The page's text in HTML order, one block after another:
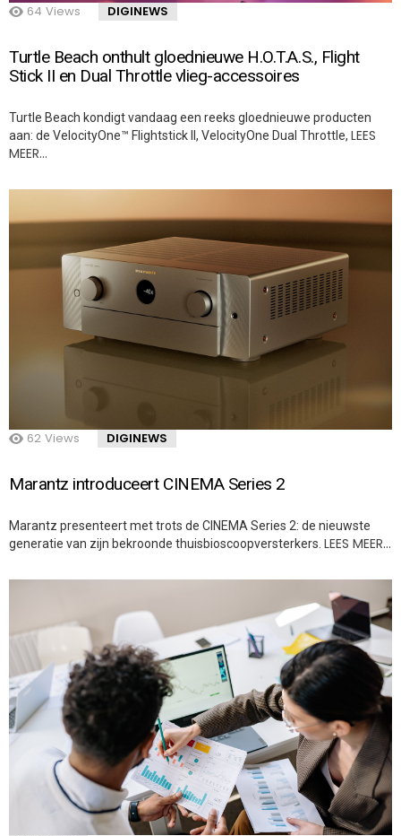
64 Views DIGINEWS
Turtle Beach onthult gloednieuwe H.O.T.A.S., Flight
Stick II en Dual Throttle vlieg-accessoires
Turtle Beach kondigt vandaag een reeks gloednieuwe producten
aan: de VelocityOne™ Flightstick II, VelocityOne Dual Throttle, LEES
MEER…
62 Views DIGINEWS
Marantz introduceert CINEMA Series 2
Marantz presenteert met trots de CINEMA Series 2: de nieuwste
generatie van zijn bekroonde thuisbioscoopversterkers. LEES MEER…